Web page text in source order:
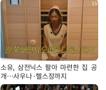
소유, 삼전닉스 팔아 마련한 집 공
개…사우나·헬스장까지